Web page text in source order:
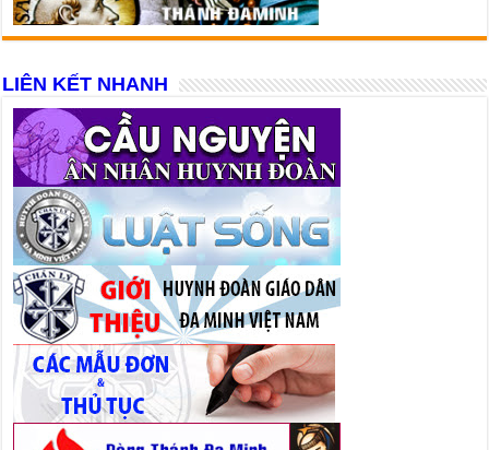
LIÊN KẾT NHANH